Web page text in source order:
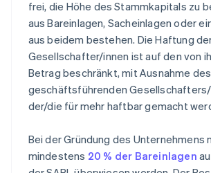
frei, die Höhe des Stammkapitals zu
aus Bareinlagen, Sacheinlagen oder
aus beidem bestehen. Die Haftung
Gesellschafter/innen ist auf den von
Betrag beschränkt, mit Ausnahme
geschäftsführenden
der/die für mehr haftbar gemacht
Bei der Gründung des Unternehmens
mindestens 20 % der Bareinlagen